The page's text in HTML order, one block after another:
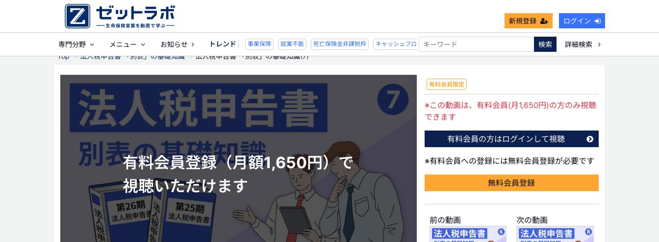
新規登録 ログイン
専門分野 メニュー お知らせ トレンド
事業保障 就業不能 死亡保険金非課税枠 キャッシュフロー 宗教法人 事業保障 就業不能 死亡保険金非課税枠 キャッシュフロー 宗教法人
検索
詳細検索
Top
法人税申告書 「別表」の基礎知識 法人税申告書 「別表」の基礎知識(7)
有料会員登録（月額1,650円）で
視聴いただけます
有料会員限定
※この動画は、有料会員(月1,650円)の方のみ視聴
できます
有料会員の方はログインして視聴
※有料会員への登録には無料会員登録が必要です
無料会員登録
前の動画 次の動画